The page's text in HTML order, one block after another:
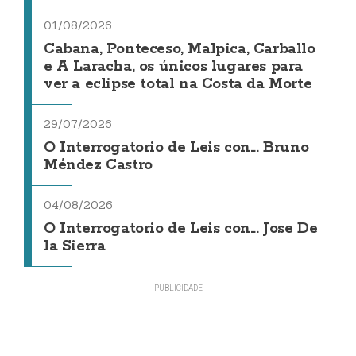
01/08/2026
Cabana, Ponteceso, Malpica, Carballo
e A Laracha, os únicos lugares para
ver a eclipse total na Costa da Morte
29/07/2026
O Interrogatorio de Leis con... Bruno
Méndez Castro
04/08/2026
O Interrogatorio de Leis con... Jose De
la Sierra